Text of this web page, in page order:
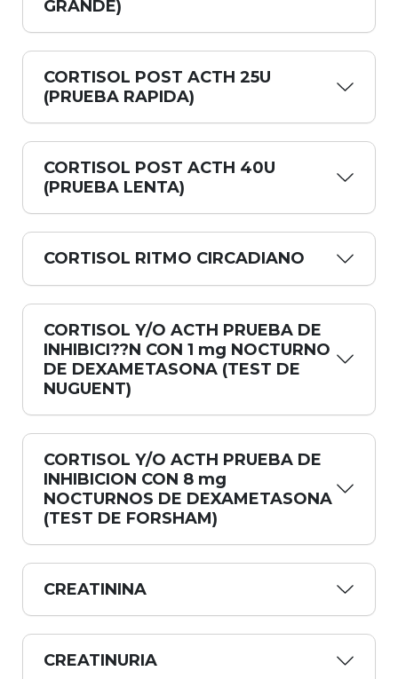
GRANDE)
CORTISOL POST ACTH 25U
(PRUEBA RAPIDA)
CORTISOL POST ACTH 40U
(PRUEBA LENTA)
CORTISOL RITMO CIRCADIANO
CORTISOL Y/O ACTH PRUEBA DE
INHIBICI??N CON 1 mg NOCTURNO
DE DEXAMETASONA (TEST DE
NUGUENT)
CORTISOL Y/O ACTH PRUEBA DE
INHIBICION CON 8 mg
NOCTURNOS DE DEXAMETASONA
(TEST DE FORSHAM)
CREATININA
CREATINURIA